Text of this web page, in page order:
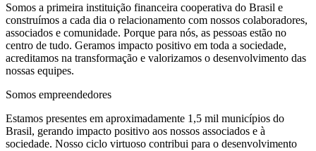
Somos a primeira instituição financeira cooperativa do Brasil e
construímos a cada dia o relacionamento com nossos colaboradores,
associados e comunidade. Porque para nós, as pessoas estão no
centro de tudo. Geramos impacto positivo em toda a sociedade,
acreditamos na transformação e valorizamos o desenvolvimento das
nossas equipes.
Somos empreendedores
Estamos presentes em aproximadamente 1,5 mil municípios do
Brasil, gerando impacto positivo aos nossos associados e à
sociedade. Nosso ciclo virtuoso contribui para o desenvolvimento